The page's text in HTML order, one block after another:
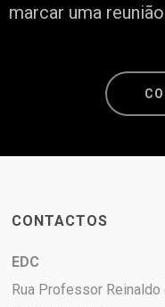
marcar uma
CONTACTOS
EDC
Rua Professor